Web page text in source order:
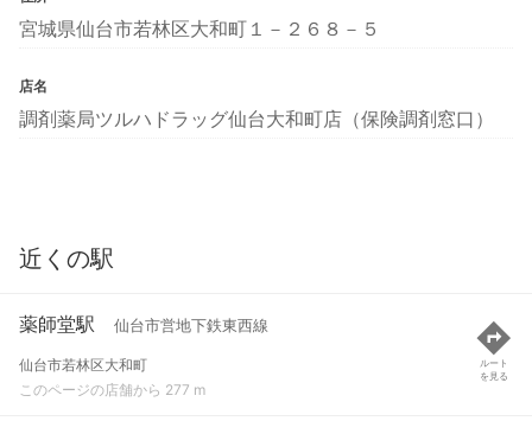
宮城県仙台市若林区大和町１－２６８－５
店名
調剤薬局ツルハドラッグ仙台大和町店（保険調剤窓口）
近くの駅
薬師堂駅 仙台市営地下鉄東西線
仙台市若林区大和町
このページの店舗から 277 m
ルート
を見る